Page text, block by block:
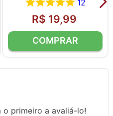
12
R$ 19,99
o primeiro a avaliá-lo!